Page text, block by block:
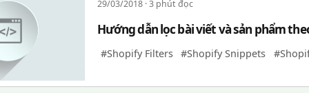
29/03/2018 · 3 phút đọc
Hướng dẫn lọc bài viết và sản phẩm
#Shopify Filters #Shopify Snippets